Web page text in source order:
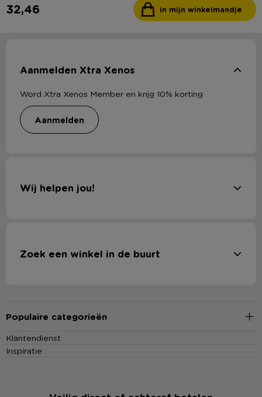
32,46 in mijn winkelmandje
Aanmelden Xtra Xenos
Word Xtra Xenos Member en krijg 10% korting
aanmelden
Wij helpen jou!
Zoek een winkel in de buurt
Populaire categorieën
Klantendienst
Inspiratie